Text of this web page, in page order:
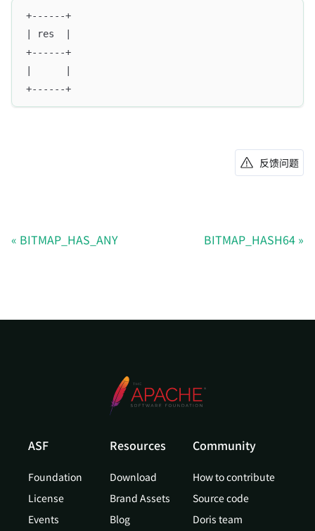
+------+
| res  |
+------+
+------+
反馈问题
BITMAP_HAS_ANY BITMAP_HASH64
ASF
Foundation
License
Events
Resources
Download
Brand Assets
Blog
Community
How to contribute
Source code
Doris team